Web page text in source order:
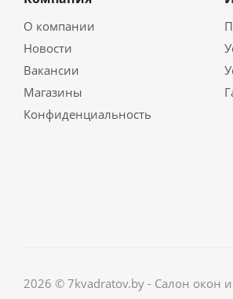
О компании
Новости
Вакансии
Магазины
Конфиденциальность
2026 © 7kvadratov.by - Салон окон